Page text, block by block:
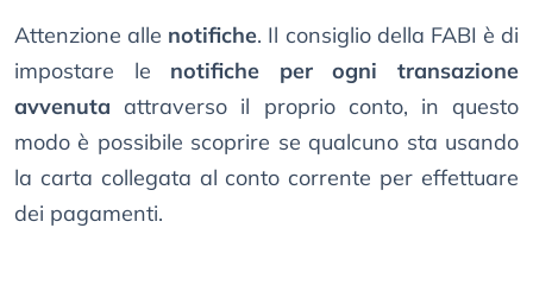
Attenzione alle notifiche. Il consiglio della FABI è di
impostare le notifiche per ogni transazione
avvenuta attraverso il proprio conto, in questo
modo è possibile scoprire se qualcuno sta usando
la carta collegata al conto corrente per effettuare
dei pagamenti.